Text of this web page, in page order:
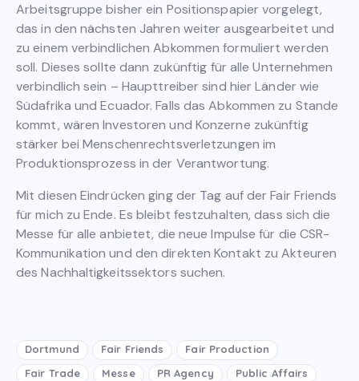
Arbeitsgruppe bisher ein Positionspapier vorgelegt,
das in den nächsten Jahren weiter ausgearbeitet und
zu einem verbindlichen Abkommen formuliert werden
soll. Dieses sollte dann zukünftig für alle Unternehmen
verbindlich sein – Haupttreiber sind hier Länder wie
Südafrika und Ecuador. Falls das Abkommen zu Stande
kommt, wären Investoren und Konzerne zukünftig
stärker bei Menschenrechtsverletzungen im
Produktionsprozess in der Verantwortung.
Mit diesen Eindrücken ging der Tag auf der Fair Friends
für mich zu Ende. Es bleibt festzuhalten, dass sich die
Messe für alle anbietet, die neue Impulse für die CSR-
Kommunikation und den direkten Kontakt zu Akteuren
des Nachhaltigkeitssektors suchen.
Dortmund Fair Friends
Fair Production
Fair Trade
Messe PR Agency
Public Affairs